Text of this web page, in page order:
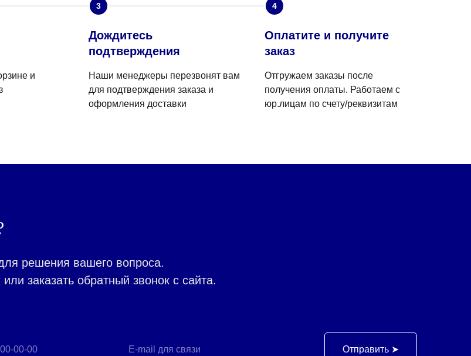
и
3
Дождитесь
подтверждения
Наши менеджеры перезвонят вам
для подтверждения заказа и
оформления доставки
4
Оплатите и получите
заказ
Отгружаем заказы после
получения оплаты. Работаем с
юр.лицам по счету/реквизитам
решения вашего вопроса.
заказать обратный звонок с сайта.
Отправить ➤